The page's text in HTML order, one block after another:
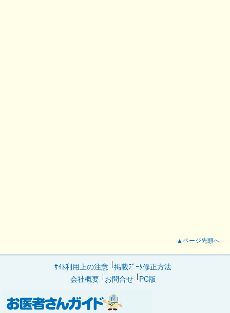
▲ページ先頭へ
ｻｲﾄ利用上の注意 掲載ﾃﾞｰﾀ修正方法
会社概要
お問合せ PC版